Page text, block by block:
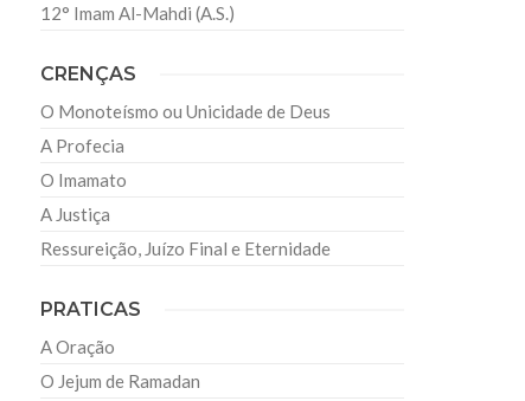
12° Imam Al-Mahdi (A.S.)
CRENÇAS
O Monoteísmo ou Unicidade de Deus
A Profecia
O Imamato
A Justiça
Ressureição, Juízo Final e Eternidade
PRATICAS
A Oração
O Jejum de Ramadan